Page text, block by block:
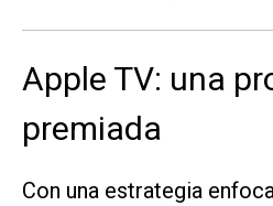
Apple TV: una
premiada
Con una estrategia